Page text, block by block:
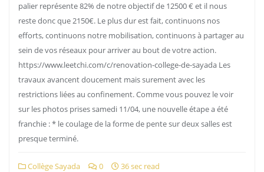
palier représente 82% de notre objectif de 12500 € et il nous
reste donc que 2150€. Le plus dur est fait, continuons nos
efforts, continuons notre mobilisation, continuons à partager au
sein de vos réseaux pour arriver au bout de votre action.
https://www.leetchi.com/c/renovation-college-de-sayada Les
travaux avancent doucement mais surement avec les
restrictions liées au confinement. Comme vous pouvez le voir
sur les photos prises samedi 11/04, une nouvelle étape a été
franchie : * le coulage de la forme de pente sur deux salles est
presque terminé.
Collège Sayada 0 36 sec read